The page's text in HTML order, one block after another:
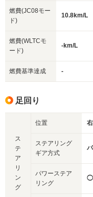
燃費(JC08モー
ド)
10.8km/L
燃費(WLTCモ
ード)
-km/L
燃費基準達成 -
足回り
ス
テ
ア
リ
ン
グ
位置 右
ステアリング
ギア方式
パワーステア
リング
◯